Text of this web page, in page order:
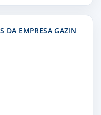
DA EMPRESA GAZIN